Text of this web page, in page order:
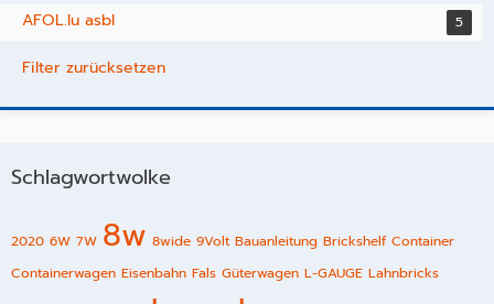
AFOL.lu asbl 5
Filter zurücksetzen
Schlagwortwolke
2020 6W 7W 8w 8wide 9Volt Bauanleitung Brickshelf Container
Containerwagen Eisenbahn Fals Güterwagen L-GAUGE Lahnbricks